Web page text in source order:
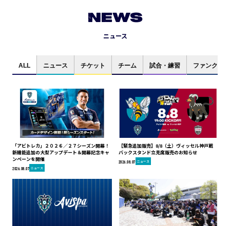
NEWS
ニュース
ALL ニュース チケット チーム 試合・練習 ファンクラブ
「アビトレカ」２０２６／２７シーズン開幕！
新機能追加の大型アップデート＆開幕記念キャ
ンペーンを開催
2026.08.07 ニュース
【緊急追加販売】8/8（土）ヴィッセル神戸戦
バックスタンド立見席販売のお知らせ
2026.08.07 ニュース